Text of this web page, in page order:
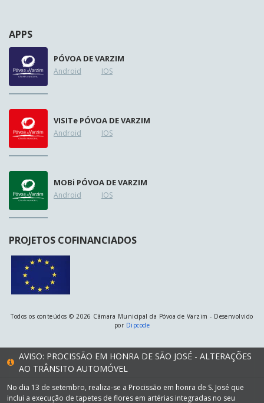
APPS
PÓVOA DE VARZIM
Android IOS
VISITe PÓVOA DE VARZIM
Android IOS
MOBi PÓVOA DE VARZIM
Android IOS
PROJETOS COFINANCIADOS
Todos os conteúdos © 2026 Câmara Municipal da Póvoa de Varzim - Desenvolvido
por Dipcode
AVISO: PROCISSÃO EM HONRA DE SÃO JOSÉ - ALTERAÇÕES
AO TRÂNSITO AUTOMÓVEL
No dia 13 de setembro, realiza-se a Procissão em honra de S. José que
inclui a execução de tapetes de flores em artérias integradas no seu